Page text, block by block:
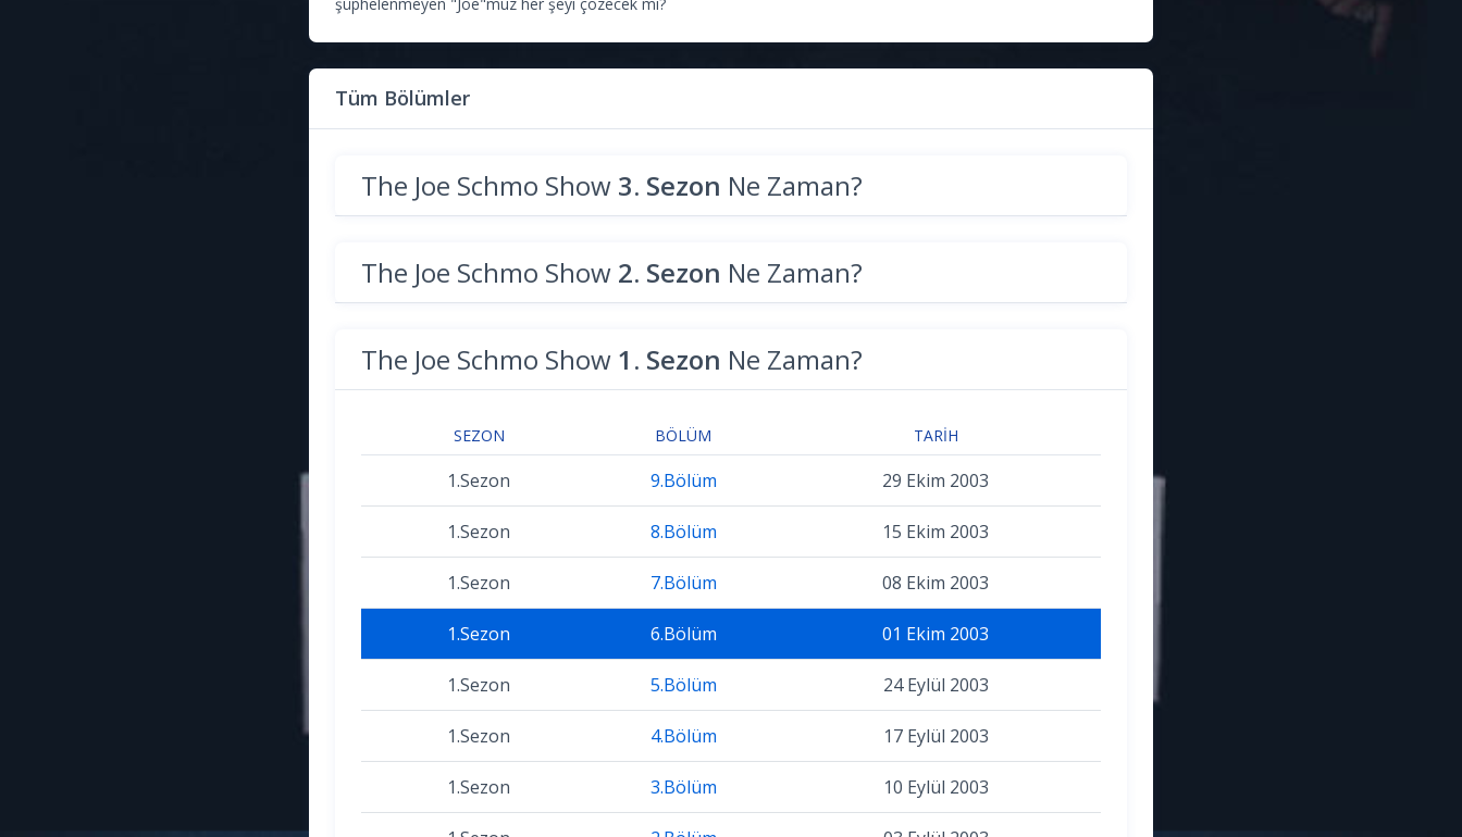
Tüm Bölümler
The Joe Schmo Show 3. Sezon Ne Zaman?
The Joe Schmo Show 2. Sezon Ne Zaman?
The Joe Schmo Show 1. Sezon Ne Zaman?
SEZON BÖLÜM TARIH
1.Sezon 9.Bölüm 29 Ekim 2003
1.Sezon 8.Bölüm 15 Ekim 2003
1.Sezon 7.Bölüm 08 Ekim 2003
1.Sezon 6.Bölüm 01 Ekim 2003
1.Sezon 5.Bölüm 24 Eylül 2003
1.Sezon 4.Bölüm 17 Eylül 2003
1.Sezon 3.Bölüm 10 Eylül 2003